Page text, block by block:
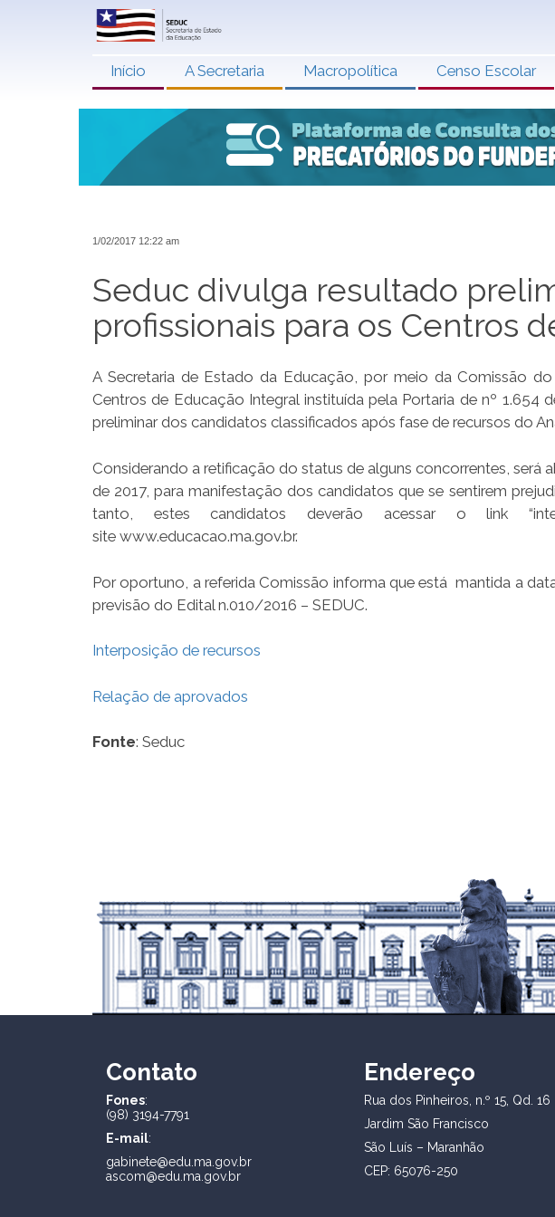
Início A Secretaria Macropolítica Censo Escolar
1/02/2017 12:22 am
Seduc divulga resultado
profissionais para os Centros
A Secretaria de Estado da Educação, por meio da Comissão
Centros de Educação Integral instituída pela Portaria de nº 1.654
preliminar dos candidatos classificados após fase de recursos do
Considerando a retificação do status de alguns concorrentes, será
de 2017, para manifestação dos candidatos que se sentirem
tanto, estes candidatos deverão acessar o link
site www.educacao.ma.gov.br.
Por oportuno, a referida Comissão informa que está mantida a
previsão do Edital n.010/2016 – SEDUC.
Interposição de recursos
Relação de aprovados
Fonte: Seduc
Contato
Fones:
(98) 3194-7791
E-mail:
gabinete@edu.ma.gov.br
ascom@edu.ma.gov.br
Endereço
Rua dos Pinheiros, n.º 15, Qd. 16
Jardim São Francisco
São Luís – Maranhão
CEP: 65076-250